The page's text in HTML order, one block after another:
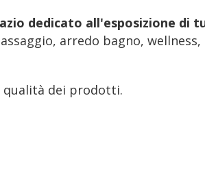
dedicato all'esposizione di
arredo bagno, wellness,
qualità dei prodotti.